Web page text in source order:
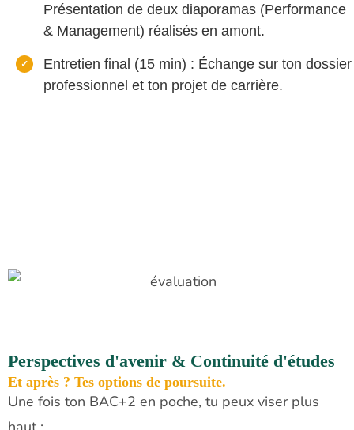
Présentation de deux diaporamas (Performance
& Management) réalisés en amont.
Entretien final (15 min) : Échange sur ton dossier
professionnel et ton projet de carrière.
Perspectives d'avenir & Continuité d'études
Et après ? Tes options de poursuite.
Une fois ton BAC+2 en poche, tu peux viser plus